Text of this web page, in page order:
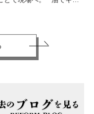
ンの排水の流れが悪いと
がり。…